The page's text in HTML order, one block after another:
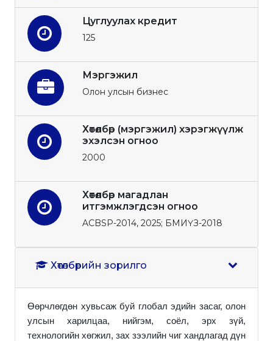
Цуглуулах кредит
125
Мэргэжил
Олон улсын бизнес
Хөтөлбөр (мэргэжил) хэрэгжүүлж
эхэлсэн огноо
2000
Хөтөлбөр магадлан
итгэмжлэгдсэн огноо
ACBSP-2014, 2025; БМИҮЗ-2018
Хөтөлбөрийн зорилго
Өөрчлөгдөн хувьсаж буй глобал эдийн засаг, олон
улсын харилцаа, нийгэм, соёл, эрх зүй,
технологийн хөгжил, зах зээлийн чиг хандлагад дүн